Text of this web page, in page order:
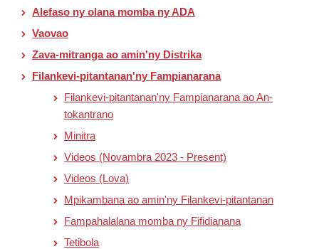
Alefaso ny olana momba ny ADA
Vaovao
Zava-mitranga ao amin'ny Distrika
Filankevi-pitantanan'ny Fampianarana
Filankevi-pitantanan'ny Fampianarana ao An-
tokantrano
Minitra
Videos (Novambra 2023 - Present)
Videos (Lova)
Mpikambana ao amin'ny Filankevi-pitantanan
Fampahalalana momba ny Fifidianana
Tetibola